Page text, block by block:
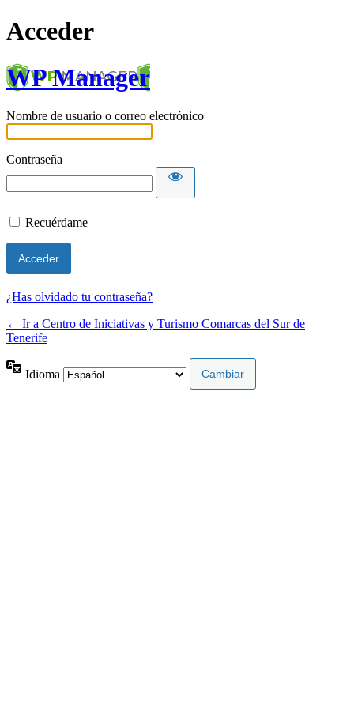
Acceder
WP Manager
Nombre de usuario o correo electrónico
Contraseña
Recuérdame
¿Has olvidado tu contraseña?
← Ir a Centro de Iniciativas y Turismo Comarcas del Sur de
Tenerife
Idioma